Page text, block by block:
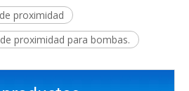
proximidad
proximidad para bombas.